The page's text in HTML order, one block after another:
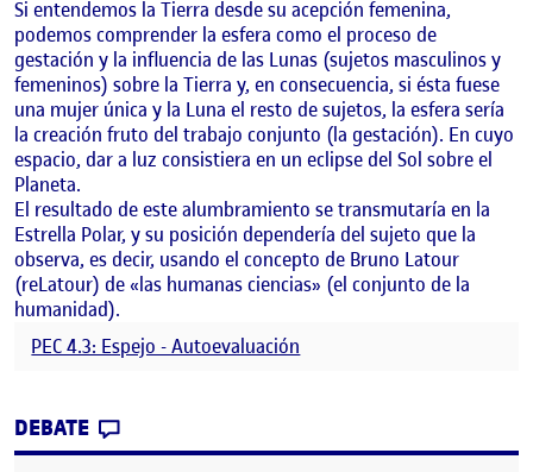
Si entendemos la Tierra desde su acepción femenina,
podemos comprender la esfera como el proceso de
gestación y la influencia de las Lunas (sujetos masculinos y
femeninos) sobre la Tierra y, en consecuencia, si ésta fuese
una mujer única y la Luna el resto de sujetos, la esfera sería
la creación fruto del trabajo conjunto (la gestación). En cuyo
espacio, dar a luz consistiera en un eclipse del Sol sobre el
Planeta.
El resultado de este alumbramiento se transmutaría en la
Estrella Polar, y su posición dependería del sujeto que la
observa, es decir, usando el concepto de Bruno Latour
(reLatour) de «las humanas ciencias» (el conjunto de la
humanidad).
PEC 4.3: Espejo - Autoevaluación
DEBATE